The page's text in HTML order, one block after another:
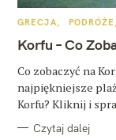
K
T
E
O
R
I
GRECJA PODRÓŻE
Korfu – Co
Co zobaczyć na
najpiękniejsze
Korfu? Kliknij i
Czytaj dalej